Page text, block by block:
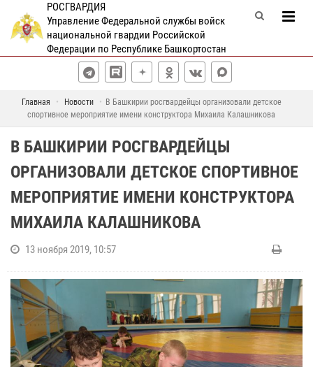
РОСГВАРДИЯ
Управление Федеральной службы войск
национальной гвардии Российской
Федерации по Республике Башкортостан
Главная Новости
В Башкирии росгвардейцы организовали детское
спортивное мероприятие имени конструктора Михаила Калашникова
В БАШКИРИИ РОСГВАРДЕЙЦЫ
ОРГАНИЗОВАЛИ ДЕТСКОЕ СПОРТИВНОЕ
МЕРОПРИЯТИЕ ИМЕНИ КОНСТРУКТОРА
МИХАИЛА КАЛАШНИКОВА
13 ноября 2019, 10:57